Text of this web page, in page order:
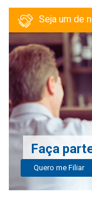
Seja um de
Faça
Quero me Filiar